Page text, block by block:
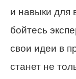
и навыки для
бойтесь
свои идеи в
станет не